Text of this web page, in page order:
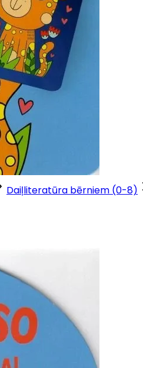
Daiļliteratūra bērniem (0-8)